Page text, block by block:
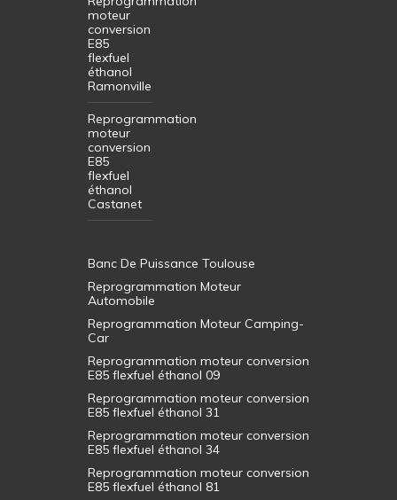
moteur
conversion
E85
flexfuel
éthanol
Ramonville
Reprogrammation
moteur
conversion
E85
flexfuel
éthanol
Castanet
Banc De Puissance Toulouse
Reprogrammation Moteur
Automobile
Reprogrammation Moteur Camping-
Car
Reprogrammation moteur conversion
E85 flexfuel éthanol 09
Reprogrammation moteur conversion
E85 flexfuel éthanol 31
Reprogrammation moteur conversion
E85 flexfuel éthanol 34
Reprogrammation moteur conversion
E85 flexfuel éthanol 81